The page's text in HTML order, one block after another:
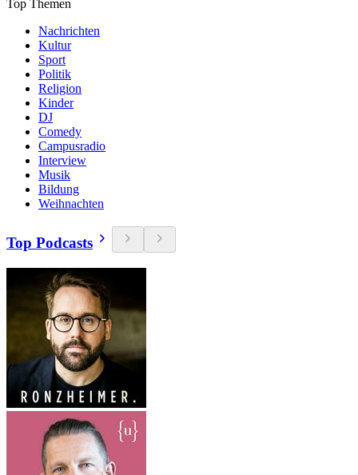
Top Themen
Nachrichten
Kultur
Sport
Politik
Religion
Kinder
DJ
Comedy
Campusradio
Interview
Musik
Bildung
Weihnachten
Top Podcasts